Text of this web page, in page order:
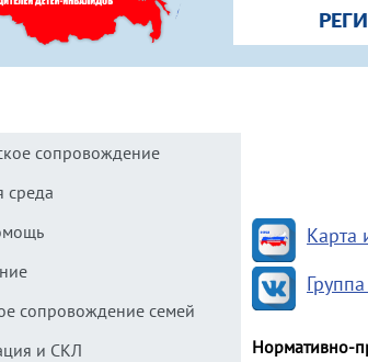
Карта
сопровождение
среда
сопровождение семей
и СКЛ
Нормативно-